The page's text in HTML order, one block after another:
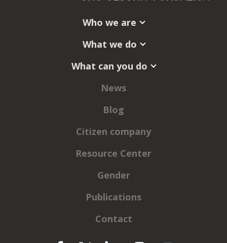
Who we are
What we do
What can you do
News
Blog
Citizen company
Resource Center
Gender
Publications
Contact